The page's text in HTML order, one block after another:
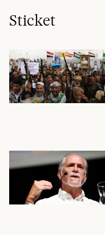
Sticket